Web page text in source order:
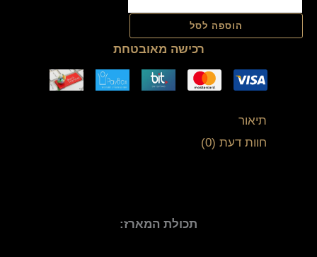
הוספה לסל
רכישה מאובטחת
תיאור
חוות דעת (0)
תכולת המארז: